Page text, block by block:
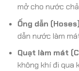
mở cho nước
Ống dẫn
dẫn nước làm
Quạt làm mát
không khí đi qua